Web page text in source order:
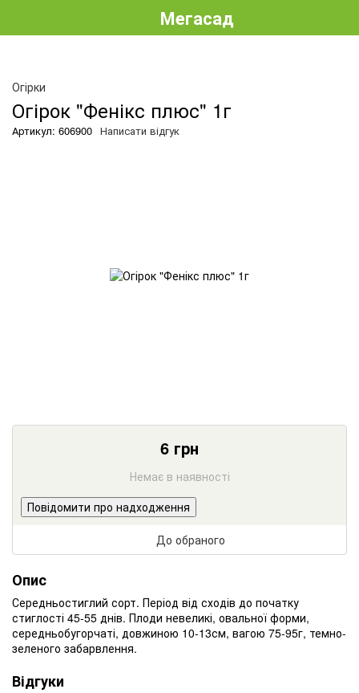
Мегасад
Огірки
Огірок "Фенікс плюс" 1г
Артикул: 606900 Написати відгук
6 грн
Немає в наявності
Повідомити про надходження
До обраного
Опис
Середньостиглий сорт. Період від сходів до початку
стиглості 45-55 днів. Плоди невеликі, овальної форми,
середньобугорчаті, довжиною 10-13см, вагою 75-95г, темно-
зеленого забарвлення.
Відгуки